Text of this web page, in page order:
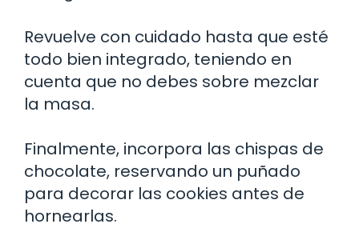
Revuelve con cuidado hasta que esté
todo bien integrado, teniendo en
cuenta que no debes sobre mezclar
la masa.
Finalmente, incorpora las chispas de
chocolate, reservando un puñado
para decorar las cookies antes de
hornearlas.